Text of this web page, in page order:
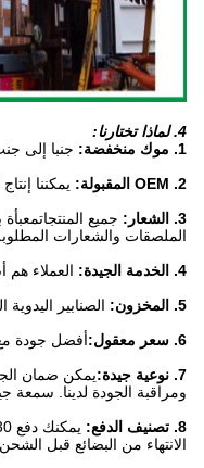
4. لماذا تختارنا:
1. موك منخفضة:
جنبا إلى
2. OEM المقبولة:
يمكننا
3. الشعار:
جميع المنتجاتمعبأة
الملصقات والشعارات المطلوبة
4. الخدمة الجيدة:
العملاء هم
5. المخزون:
الصنابير اليدوية
6. سعر معقول:
أفضل جودة مع
7. نوعية جيدة:
يمكن ضمان
ومراقبة الجودة لدينا. سمعة
8. تصنيف الدفع:
الانتهاء من البضائع قبل الشحن.